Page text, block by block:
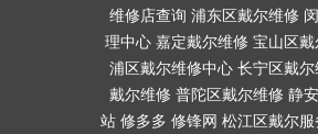
维修店查询 浦东区戴尔维修
理中心 嘉定戴尔维修 宝山区
浦区戴尔维修中心 长宁区戴尔
戴尔维修 普陀区戴尔维修 静
站 修多多 修锋网 松江区戴尔